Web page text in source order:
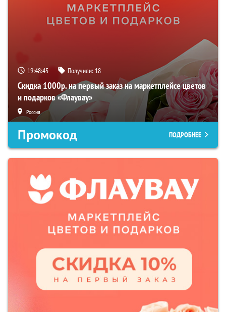
19:48:44 Получили: 18
Скидка 1000р. на первый заказ на маркетплейсе цветов
и подарков «Флаувау»
Россия
Промокод ПОДРОБНЕЕ